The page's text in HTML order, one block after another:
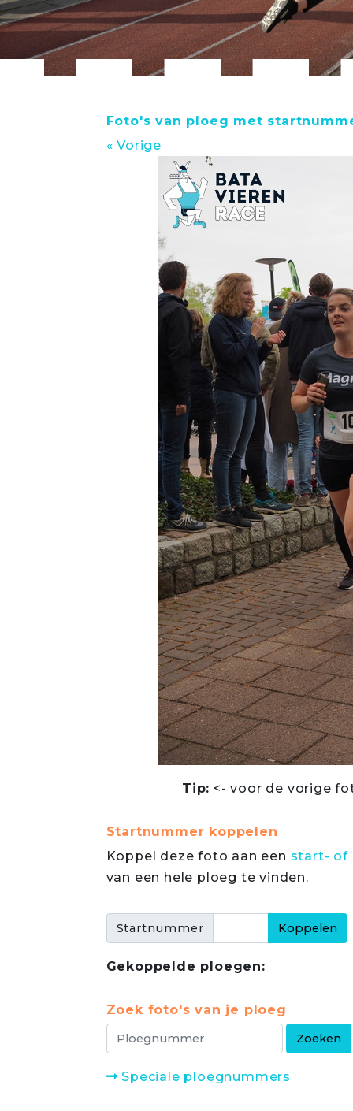
Foto's van ploeg met
« Vorige
Tip: <- voor de vorige
Startnummer koppelen
Koppel deze foto aan een start- of
van een hele ploeg te vinden.
Startnummer
Gekoppelde ploegen:
Zoek foto's van je ploeg
Speciale ploegnummers